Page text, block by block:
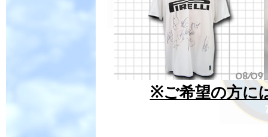
※ご希望の方に